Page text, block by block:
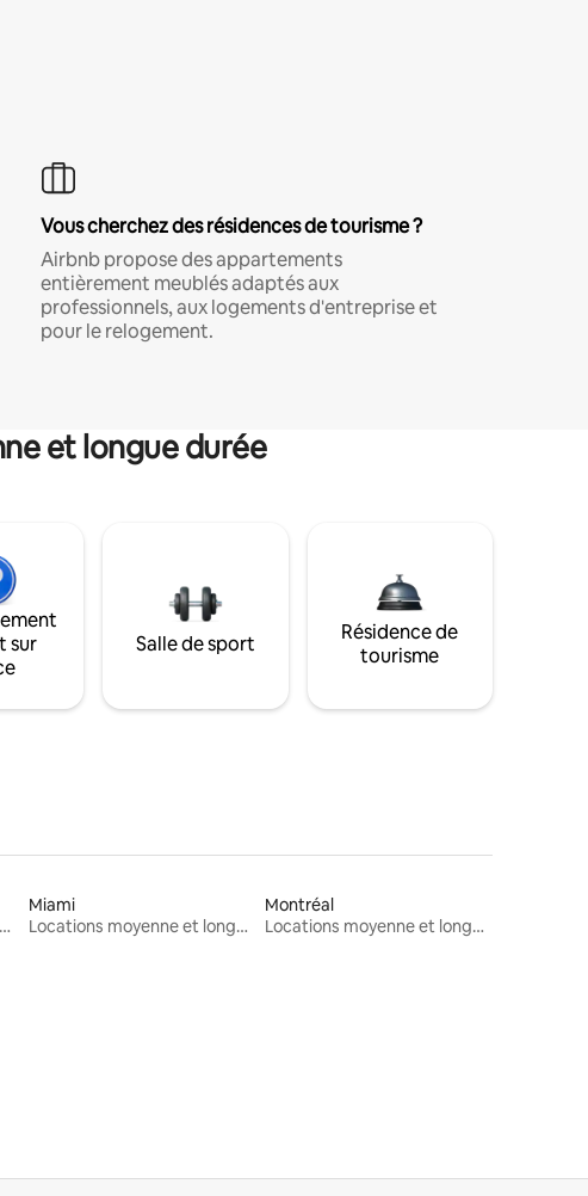
Vous cherchez des résidences de tourisme ?
Airbnb propose des appartements
entièrement meublés adaptés aux
professionnels, aux logements d'entreprise et
pour le relogement.
et longue durée
sur
Salle de sport
Résidence de
tourisme
Locations moyenne et longue durée
Miami
Locations moyenne et longue durée
Montréal
Locations moyenne et longue durée